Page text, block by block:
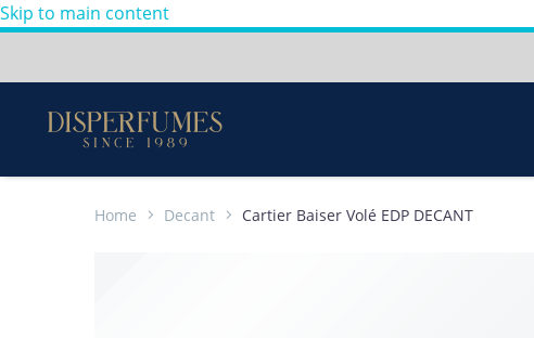
Skip to main content
Home Decant Cartier Baiser Volé EDP DECANT